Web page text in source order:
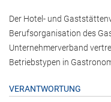
Der Hotel- und
Berufsorganisation des
Unternehmerverband
Betriebstypen in
VERANTWORTUNG